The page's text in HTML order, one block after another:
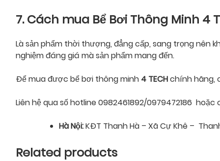
7. Cách mua Bể Bơi Thông Minh 4
Là sản phẩm thời thượng, đẳng cấp, sang trọng nên
nghiệm đáng giá mà sản phẩm mang đến.
Để mua được bể bơi thông minh 4 TECHchính hãng,
Liên hệ qua số hotline 0982461892/0979472186
Hà Nội:KĐT Thanh Hà – Xã Cự Khê –
Related products